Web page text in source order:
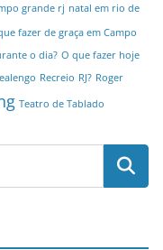
grande rj natal em rio de
fazer de graça em Campo
o dia? O que fazer hoje
Recreio RJ? Roger
Teatro de Tablado